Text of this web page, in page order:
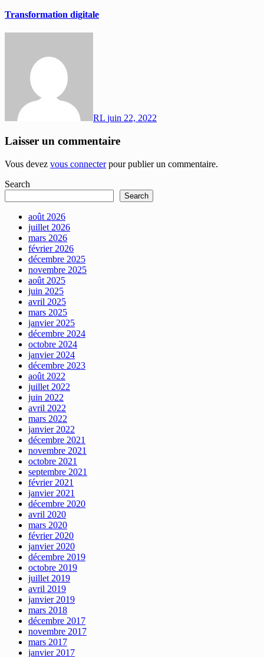
Transformation digitale
RL juin 22, 2022
Laisser un commentaire
Vous devez vous connecterpour publier un commentaire.
Search
Search
août 2026
juillet 2026
mars 2026
février 2026
décembre 2025
novembre 2025
août 2025
juin 2025
avril 2025
mars 2025
janvier 2025
décembre 2024
octobre 2024
janvier 2024
décembre 2023
août 2022
juillet 2022
juin 2022
avril 2022
mars 2022
janvier 2022
décembre 2021
novembre 2021
octobre 2021
septembre 2021
février 2021
janvier 2021
décembre 2020
avril 2020
mars 2020
février 2020
janvier 2020
décembre 2019
octobre 2019
juillet 2019
avril 2019
janvier 2019
mars 2018
décembre 2017
novembre 2017
mars 2017
janvier 2017